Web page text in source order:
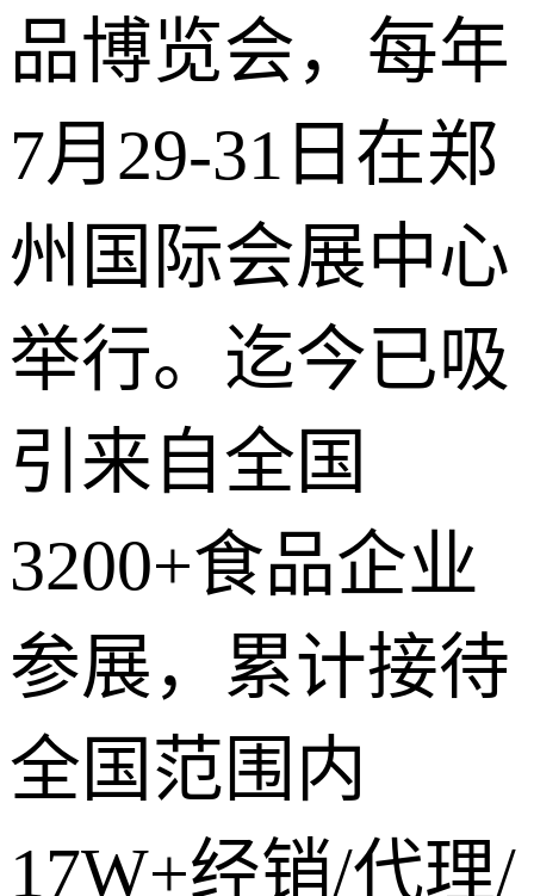
品博览会，每年
7月29-31日在郑
州国际会展中心
举行。迄今已吸
引来自全国
3200+食品企业
参展，累计接待
全国范围内
17W+经销/代理/